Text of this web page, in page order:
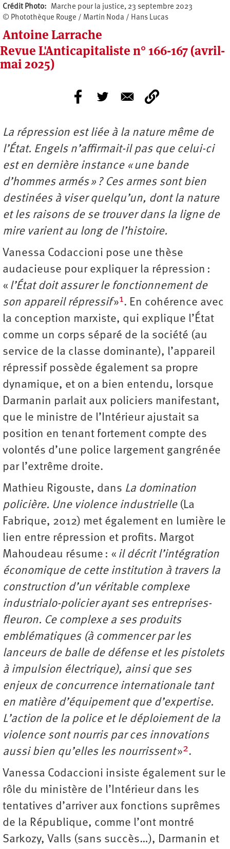
Crédit Photo
Marche pour la justice, 23 septembre 2023
© Photothèque Rouge / Martin Noda / Hans Lucas
Antoine Larrache
Revue L'Anticapitaliste n° 166-167 (avril-
mai 2025)
La répression est liée à la nature même de
l’État. Engels n’affirmait-il pas que celui-ci
est en dernière instance « une bande
d’hommes armés » ? Ces armes sont bien
destinées à viser quelqu’un, dont la nature
et les raisons de se trouver dans la ligne de
mire varient au long de l’histoire.
Vanessa Codaccioni pose une thèse
audacieuse pour expliquer la répression :
« l’État doit assurer le fonctionnement de
son appareil répressif»1. En cohérence avec
la conception marxiste, qui explique l’État
comme un corps séparé de la société (au
service de la classe dominante), l’appareil
répressif possède également sa propre
dynamique, et on a bien entendu, lorsque
Darmanin parlait aux policiers manifestant,
que le ministre de l’Intérieur ajustait sa
position en tenant fortement compte des
volontés d’une police largement gangrénée
par l’extrême droite.
Mathieu Rigouste, dans La domination
policière. Une violence industrielle(La
Fabrique, 2012) met également en lumière le
lien entre répression et profits. Margot
Mahoudeau résume : « il décrit l’intégration
économique de cette institution à travers la
construction d’un véritable complexe
industrialo-policier ayant ses entreprises-
fleuron. Ce complexe a ses produits
emblématiques (à commencer par les
lanceurs de balle de défense et les pistolets
à impulsion électrique), ainsi que ses
enjeux de concurrence internationale tant
en matière d’équipement que d’expertise.
L’action de la police et le déploiement de la
violence sont nourris par ces innovations
aussi bien qu’elles les nourrissent»2.
Vanessa Codaccioni insiste également sur le
rôle du ministère de l’Intérieur dans les
tentatives d’arriver aux fonctions suprêmes
de la République, comme l’ont montré
Sarkozy, Valls (sans succès…), Darmanin et